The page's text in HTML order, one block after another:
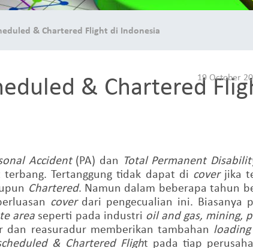
& Chartered Flight di Indonesia
19 October
& Chartered
Accident (PA) dan Total Permanent
Tertanggung tidak dapat di cover jika
Chartered. Namun dalam beberapa tahun
cover dari pengecualian ini. Biasanya
areaseperti pada industri oil and gas, mining,
dan reasuradur memberikan tambahan loading
& Chartered Flight pada tiap